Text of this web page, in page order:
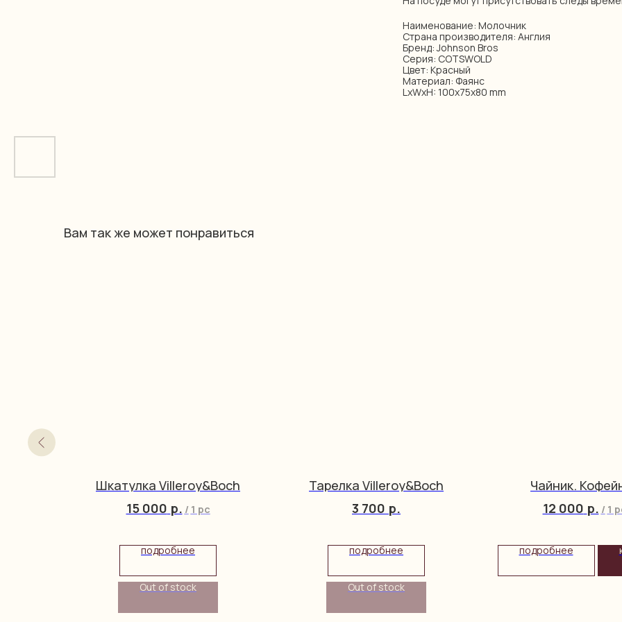
Наименование: Молочник
Страна производителя: Англия
Бренд: Johnson Bros
Серия: COTSWOLD
Цвет: Красный
Материал: Фаянс
LxWxH: 100x75x80 mm
Вам так же может понравиться
Шкатулка Villeroy&Boch
15 000 р. / 1 pc
подробнее
Out of stock
Тарелка Villeroy&Boch
3 700 р.
подробнее
Out of stock
Чайник.
12 000 р. / 1
подробнее